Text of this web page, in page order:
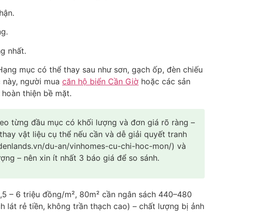
nhất.
mục có thể thay sau như sơn, gạch ốp, đèn chiếu
người mua căn hộ biển Cần Giờ hoặc các sản
thiện bề mặt.
từng đầu mục có khối lượng và đơn giá rõ ràng –
vật liệu cụ thể nếu cần và dễ giải quyết tranh
du-an/vinhomes-cu-chi-hoc-mon/) và
– nên xin ít nhất 3 báo giá để so sánh.
– 6 triệu đồng/m², 80m² cần ngân sách 440–480
lát rẻ tiền, không trần thạch cao) – chất lượng bị ảnh